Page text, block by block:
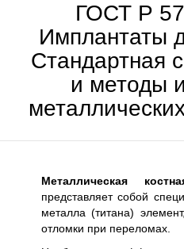
ГОСТ Р
Имплантаты
Стандартная
и методы
Металлическая
представляет собой
металла (титана)
отломки при переломах.